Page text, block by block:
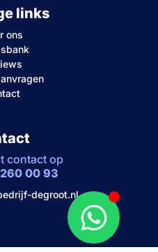
links
ons
contact op
00 93
degroot.nl